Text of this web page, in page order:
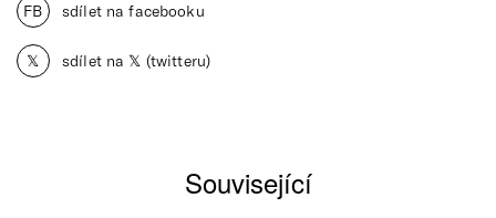
FB sdílet na facebooku
𝕏 sdílet na 𝕏 (twitteru)
Související